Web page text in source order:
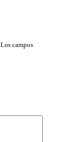
Los campos